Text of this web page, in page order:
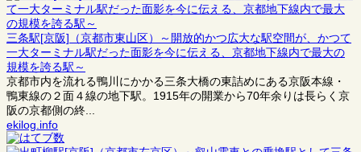
三条駅[京阪]（京都市東山区）～開放的かつ広大な駅空間が、かつて
一大ターミナル駅だった面影を今に伝える、京都地下線内で最大の
規模を誇る駅～
京都市内を流れる鴨川にかかる三条大橋の東詰めにある京阪本線・
鴨東線の２面４線の地下駅。1915年の開業から70年余りは長らく京
阪の京都側の終...
ekilog.info